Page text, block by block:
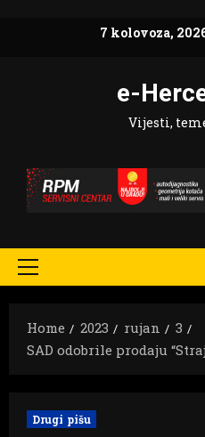
7 kolovoza,
e-
Vijesti,
Primary
Home
2023 rujan
3
SAD odobrile prodaju
Drugi pišu